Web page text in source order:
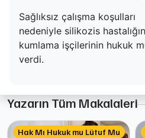
Sağlıksız çalışma koşulları
nedeniyle silikozis
kumlama işçilerinin hukuk
verdi.
Yazarın Tüm Makalaleri
Hak Mı Hukuk mu Lütuf Mu